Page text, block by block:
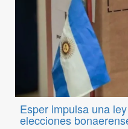
Esper impulsa una
elecciones